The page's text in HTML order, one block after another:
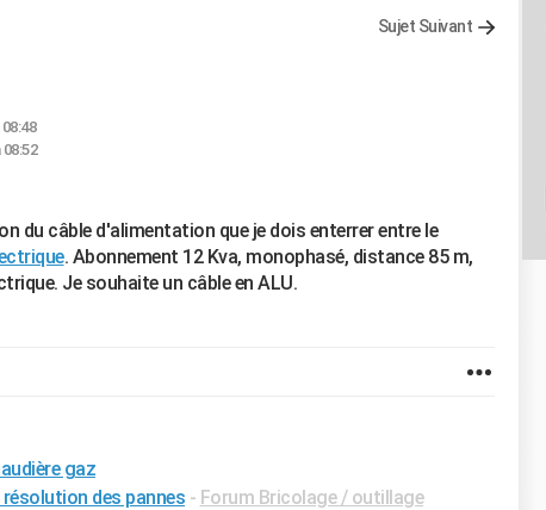
Sujet Suivant
du câble d'alimentation que je dois enterrer entre le
. Abonnement 12 Kva, monophasé, distance 85 m,
Je souhaite un câble en ALU.
gaz
des pannes - Forum Bricolage / outillage